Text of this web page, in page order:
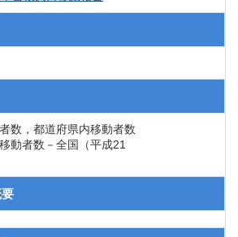
数，都道府県内移動者数
動者数－全国（平成21